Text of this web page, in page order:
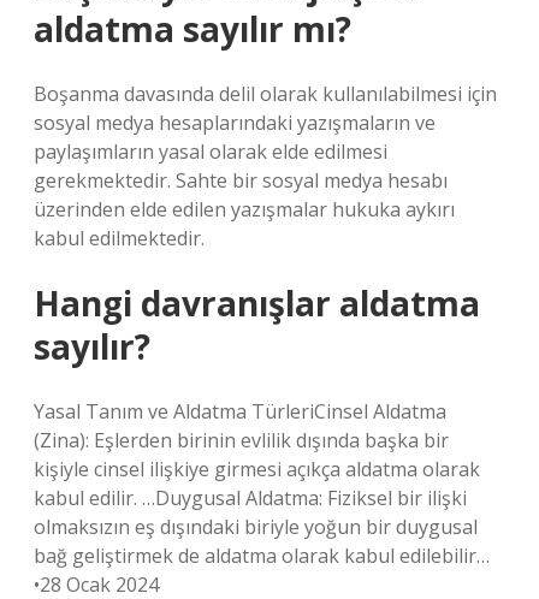
aldatma sayılır mı?
Boşanma davasında delil olarak kullanılabilmesi için
sosyal medya hesaplarındaki yazışmaların ve
paylaşımların yasal olarak elde edilmesi
gerekmektedir. Sahte bir sosyal medya hesabı
üzerinden elde edilen yazışmalar hukuka aykırı
kabul edilmektedir.
Hangi davranışlar aldatma
sayılır?
Yasal Tanım ve Aldatma TürleriCinsel Aldatma
(Zina): Eşlerden birinin evlilik dışında başka bir
kişiyle cinsel ilişkiye girmesi açıkça aldatma olarak
kabul edilir. …Duygusal Aldatma: Fiziksel bir ilişki
olmaksızın eş dışındaki biriyle yoğun bir duygusal
bağ geliştirmek de aldatma olarak kabul edilebilir…
•28 Ocak 2024